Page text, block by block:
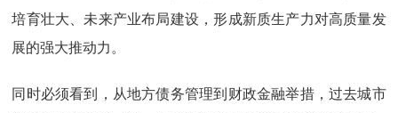
培育壮大、未来产业布局建设，形成新质生产力对高质量发
展的强大推动力。
同时必须看到，从地方债务管理到财政金融举措，过去城市